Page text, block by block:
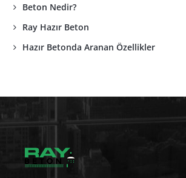
Beton Nedir?
Ray Hazır Beton
Hazır Betonda Aranan Özellikler